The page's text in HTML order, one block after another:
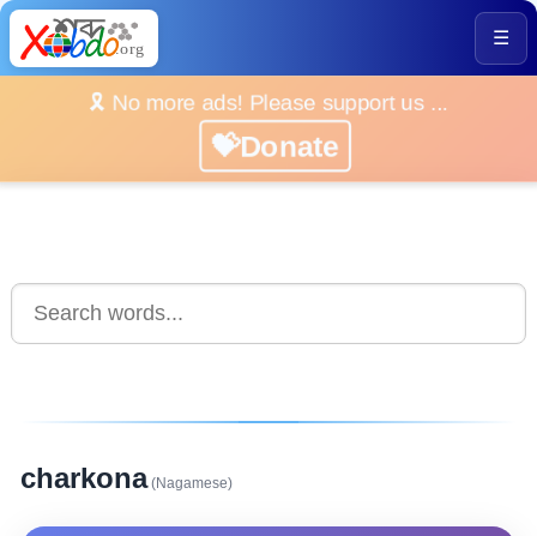
☰
🎗️ No more ads! Please support us ...
💝Donate
charkona(Nagamese)